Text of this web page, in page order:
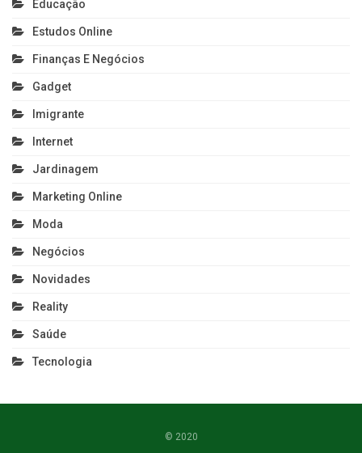
Educação
Estudos Online
Finanças E Negócios
Gadget
Imigrante
Internet
Jardinagem
Marketing Online
Moda
Negócios
Novidades
Reality
Saúde
Tecnologia
© 2020